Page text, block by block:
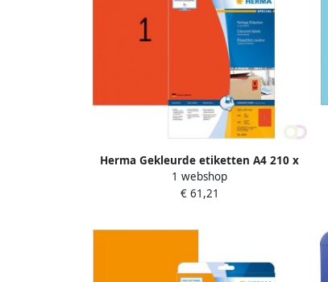
Herma Gekleurde etiketten A4 210 x
297 mm rood permanent hechtend
1 webshop
€ 61,21